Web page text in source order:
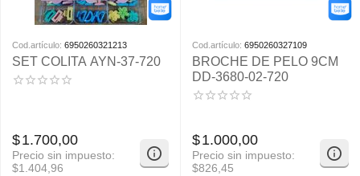
Cod.artículo: 6950260321213
SET COLITA AYN-37-720
$1.700,00
Precio sin impuesto:
$1.404,96
Cod.artículo: 6950260327109
BROCHE DE PELO 9CM
DD-3680-02-720
$1.000,00
Precio sin impuesto:
$826,45